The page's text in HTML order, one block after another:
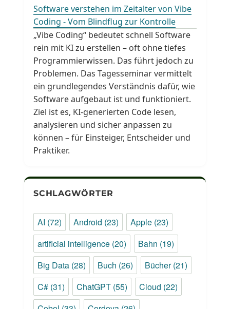
Software verstehen im Zeitalter von Vibe
Coding - Vom Blindflug zur Kontrolle
„Vibe Coding“ bedeutet schnell Software
rein mit KI zu erstellen – oft ohne tiefes
Programmierwissen. Das führt jedoch zu
Problemen. Das Tagesseminar vermittelt
ein grundlegendes Verständnis dafür, wie
Software aufgebaut ist und funktioniert.
Ziel ist es, KI-generierten Code lesen,
analysieren und sicher anpassen zu
können – für Einsteiger, Entscheider und
Praktiker.
SCHLAGWÖRTER
AI (72) Android (23) Apple (23)
artificial intelligence (20) Bahn (19)
Big Data (28) Buch (26) Bücher(21)
C# (31) ChatGPT (55) Cloud (22)